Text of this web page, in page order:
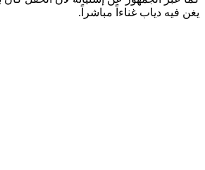
يغن فيه دياب غناءاً مباشراً.